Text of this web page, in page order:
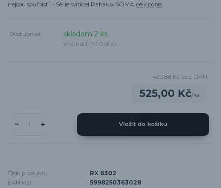
nejsou součástí. - Série svítidel Rabalux SOMA. celý popis
Dostupnost skladem 2 ks
Více kusů 7-10 dnů
525,00 Kč/ks
433,88 Kč bez DPH
Vložit do košíku
Číslo produktu:
RX 6302
EAN kód:
5998250363028